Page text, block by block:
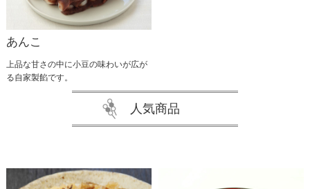
あんこ
上品な甘さの中に小豆の味わいが広が
る自家製餡です。
人気商品